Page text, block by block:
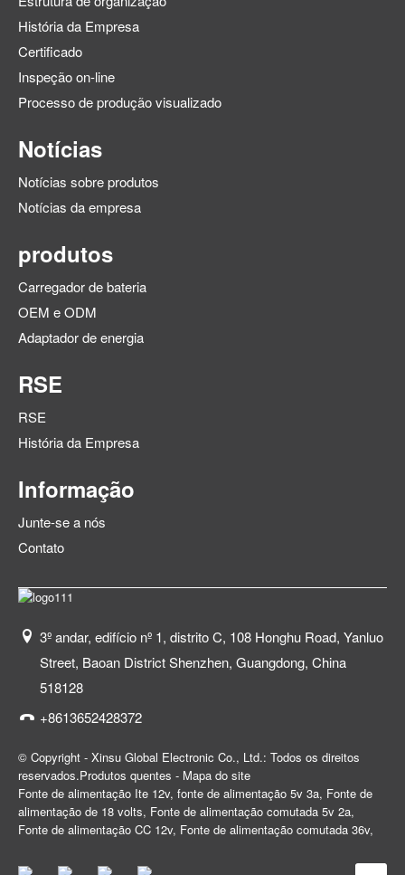
História da Empresa
Certificado
Inspeção on-line
Processo de produção visualizado
Notícias
Notícias sobre produtos
Notícias da empresa
produtos
Carregador de bateria
OEM e ODM
Adaptador de energia
RSE
RSE
História da Empresa
Informação
Junte-se a nós
Contato
3º andar, edifício nº 1, distrito C, 108 Honghu Road, Yanluo
Street, Baoan District Shenzhen, Guangdong, China
518128
+8613652428372
© Copyright - Xinsu Global Electronic Co., Ltd.: Todos os direitos
reservados.Produtos quentes - Mapa do site
Fonte de alimentação Ite 12v, fonte de alimentação 5v 3a, Fonte de
alimentação de 18 volts, Fonte de alimentação comutada 5v 2a,
Fonte de alimentação CC 12v, Fonte de alimentação comutada 36v,